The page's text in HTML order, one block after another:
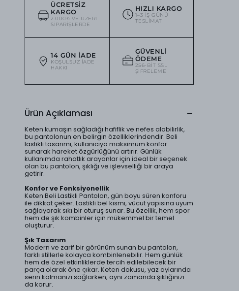
ÜCRETSIZ
KARGO
2.000₺ VE ÜZERI
SIPARIŞLERDE
HIZLI KARGO
1–3 IŞ GÜNÜ
TESLIMAT
14 GÜN İADE
KOŞULSUZ IADE
HAKKI
GÜVENLI
ÖDEME
256-BIT SSL
ŞIFRELEME
Ürün Açıklaması
Keten kumaşın sağladığı hafiflik ve nefes alabilirlik,
bu pantolonun en belirgin özelliklerindendir. Beli
lastikli tasarımı, kullanıcıya maksimum konfor
sunarak hareket özgürlüğünü artırır. Günlük
kullanımda rahatlık arayanlar için ideal bir seçenek
olan bu pantolon, şıklığı ve işlevselliği bir araya
getirir.
Konfor ve Fonksiyonellik
Keten Beli Lastikli Pantolon, gün boyu süren konforu
ile dikkat çeker. Lastikli bel kısmı, vücut yapısına uyum
sağlayarak sıkı bir oturuş sunar. Bu özellik, hem spor
hem de şık kombinler için mükemmel bir temel
oluşturur.
Şık Tasarım
Modern ve zarif bir görünüm sunan bu pantolon,
farklı stillerle kolayca kombinlenebilir. Hem günlük
hem de özel etkinliklerde tercih edilebilecek bir
parça olarak öne çıkar. Keten dokusu, yaz aylarında
serin kalmanızı sağlarken, aynı zamanda şıklığınızı
da korur.